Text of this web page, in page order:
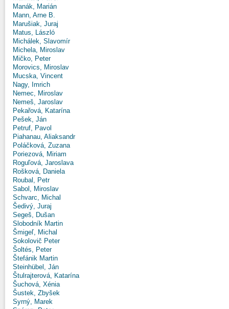
Manák, Marián
Mann, Arne B.
Marušiak, Juraj
Matus, László
Michálek, Slavomír
Michela, Miroslav
Mičko, Peter
Morovics, Miroslav
Mucska, Vincent
Nagy, Imrich
Nemec, Miroslav
Nemeš, Jaroslav
Pekařová, Katarína
Pešek, Ján
Petruf, Pavol
Piahanau, Aliaksandr
Poláčková, Zuzana
Poriezová, Miriam
Roguľová, Jaroslava
Rošková, Daniela
Roubal, Petr
Sabol, Miroslav
Schvarc, Michal
Šedivý, Juraj
Segeš, Dušan
Slobodník Martin
Šmigeľ, Michal
Sokolovič Peter
Šoltés, Peter
Štefánik Martin
Steinhübel, Ján
Štulrajterová, Katarína
Šuchová, Xénia
Šustek, Zbyšek
Syrný, Marek